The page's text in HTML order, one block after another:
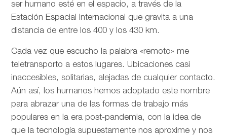
ser humano esté en el espacio, a través de la
Estación Espacial Internacional que gravita a una
distancia de entre los 400 y los 430 km.
Cada vez que escucho la palabra «remoto» me
teletransporto a estos lugares. Ubicaciones casi
inaccesibles, solitarias, alejadas de cualquier contacto.
Aún así, los humanos hemos adoptado este nombre
para abrazar una de las formas de trabajo más
populares en la era post-pandemia, con la idea de
que la tecnología supuestamente nos aproxime y nos